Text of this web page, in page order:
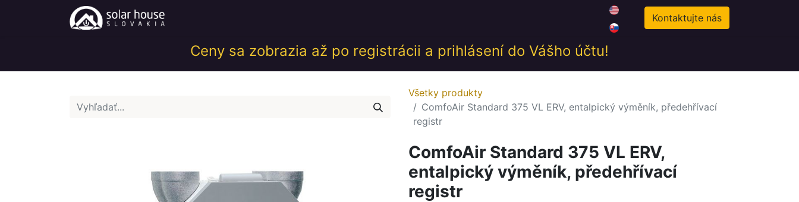
Novinky 0
Kontaktujte nás
Ceny sa zobrazia až po registrácii a prihlásení do Vášho účtu!
Všetky produkty
ComfoAir Standard 375 VL ERV, entalpický výměník, předehřívací
registr
ComfoAir Standard 375 VL ERV,
entalpický výměník, předehřívací
registr